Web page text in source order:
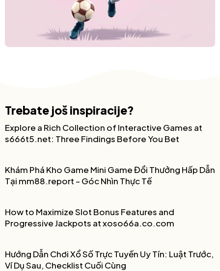
Trebate još inspiracije?
Explore a Rich Collection of Interactive Games at
s666t5.net: Three Findings Before You Bet
Khám Phá Kho Game Mini Game Đổi Thưởng Hấp Dẫn
Tại mm88.report – Góc Nhìn Thực Tế
How to Maximize Slot Bonus Features and
Progressive Jackpots at xoso66a.co.com
Hướng Dẫn Chơi Xổ Số Trực Tuyến Uy Tín: Luật Trước,
Ví Dụ Sau, Checklist Cuối Cùng